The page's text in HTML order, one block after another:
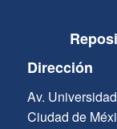
Dirección
Av.
Ciudad de